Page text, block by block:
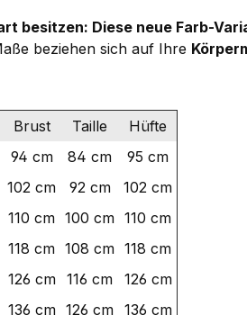
besitzen: Diese neue Farb-
beziehen sich auf Ihre
Brust Taille
Hüfte
94 cm 84 cm
95 cm
102 cm 92 cm
102 cm
110 cm 100 cm 110 cm
118 cm 108 cm 118 cm
126 cm 116 cm
126 cm
136 cm 126 cm 136 cm